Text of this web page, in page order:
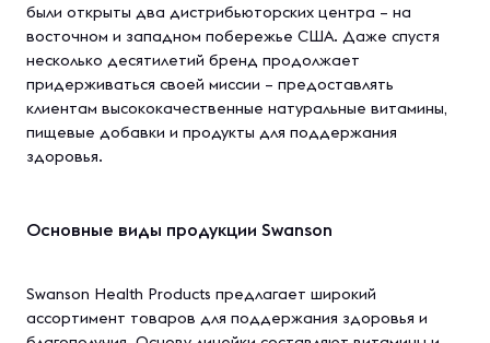
были открыты два дистрибьюторских центра – на
восточном и западном побережье США. Даже спустя
несколько десятилетий бренд продолжает
придерживаться своей миссии – предоставлять
клиентам высококачественные натуральные витамины,
пищевые добавки и продукты для поддержания
здоровья.
Основные виды продукции Swanson
Swanson Health Products предлагает широкий
ассортимент товаров для поддержания здоровья и